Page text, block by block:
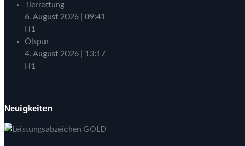
Tierrettung
6. August 2026
09:41
H1
Ölspur
4. August 2026
13:17
H1
Neuigkeiten